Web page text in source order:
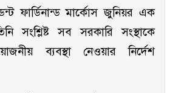
ফার্ডিনান্ড মার্কোস জুনিয়র এক
সংশ্লিষ্ট সব সরকারি সংস্থাকে
ব্যবস্থা নেওয়ার নির্দেশ